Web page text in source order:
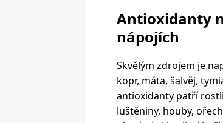
Antioxidanty
nápojích
Skvělým zdrojem je
kopr, máta, šalvěj,
antioxidanty patří
luštěniny, houby,